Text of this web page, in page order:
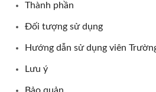
Thành phần
Đối tượng sử dụng
Hướng dẫn sử dụng viên
Lưu ý